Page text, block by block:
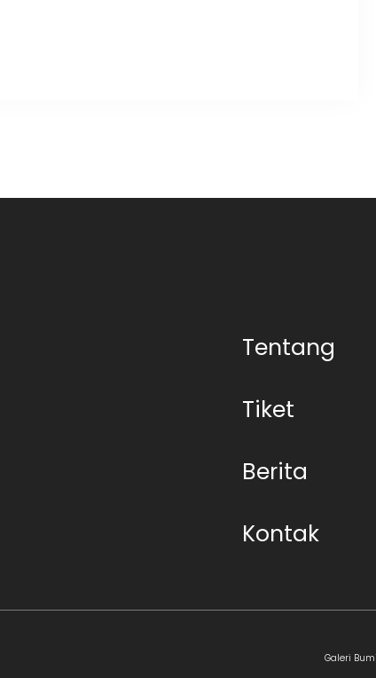
Tentang
Tiket
Berita
Kontak
Galeri